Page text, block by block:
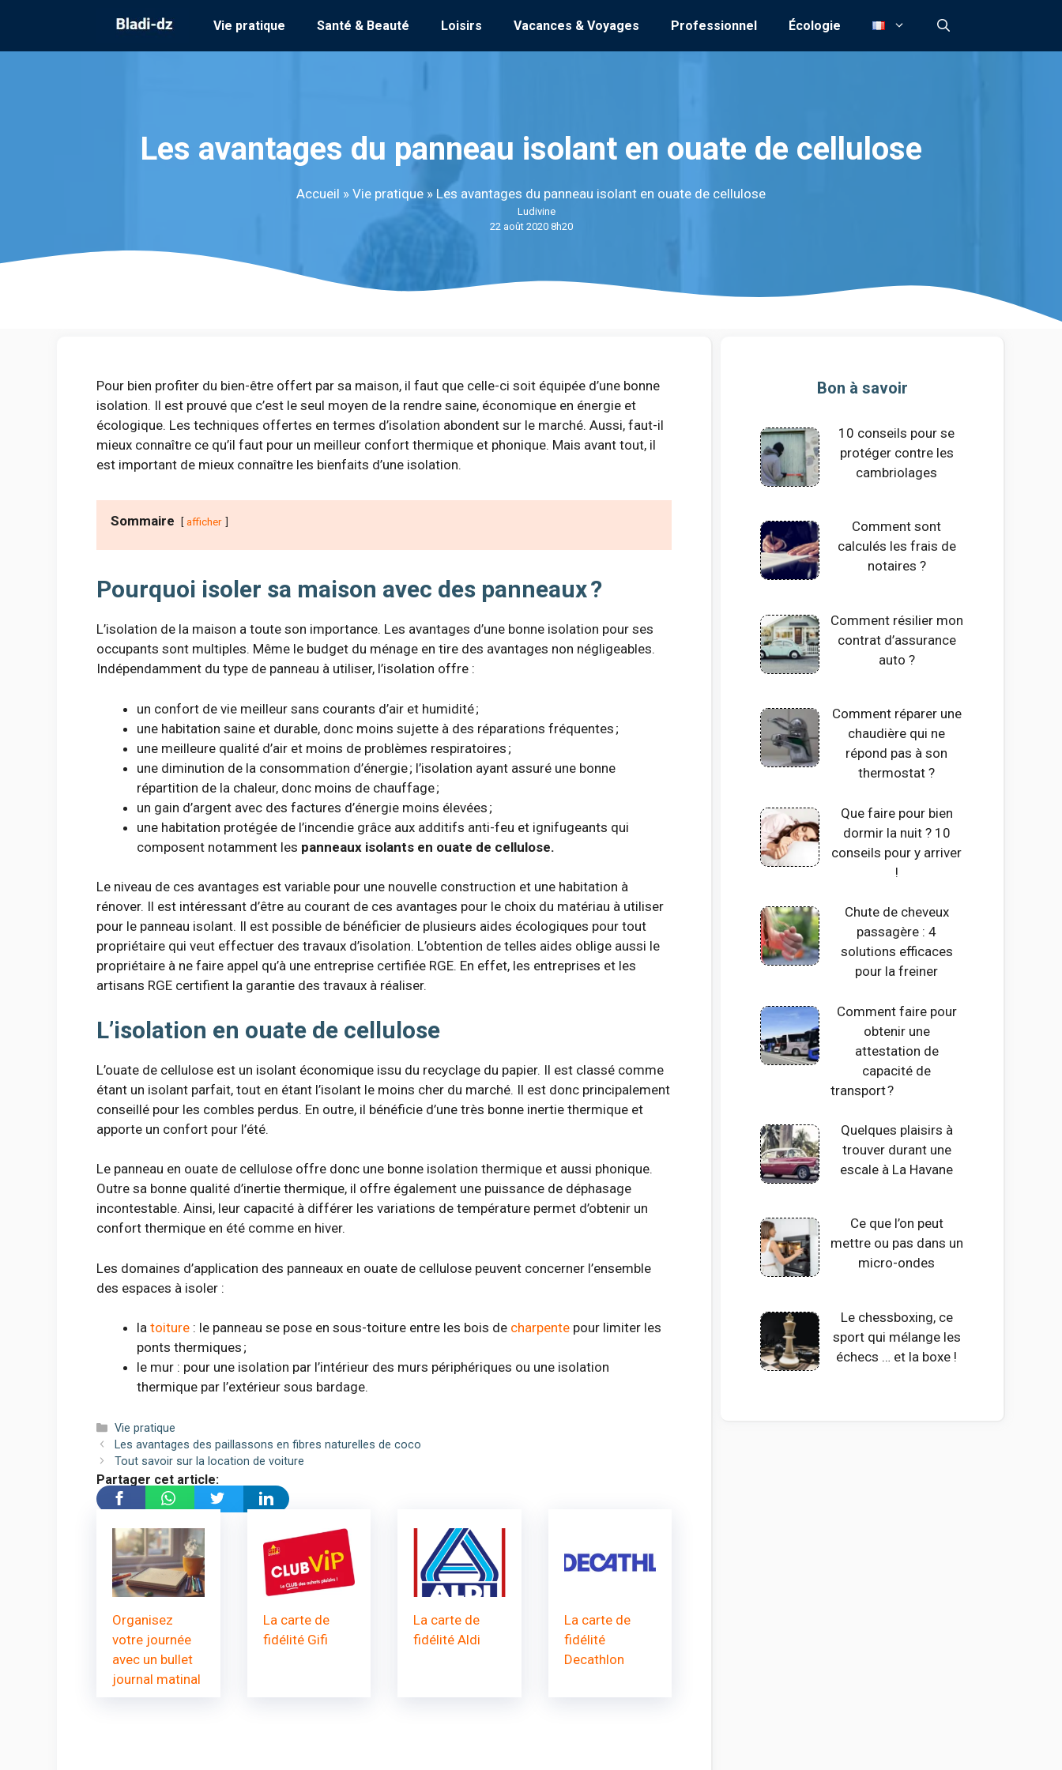
contenu
Vie pratique Santé & Beauté Loisirs Vacances & Voyages Professionnel Écologie
Les avantages du panneau isolant en ouate de cellulose
Accueil » Vie pratique » Les avantages du panneau isolant en ouate de cellulose
Ludivine
22 août 2020 8h20
Pour bien profiter du bien-être offert par sa maison, il faut que celle-ci soit équipée d’une bonne
isolation. Il est prouvé que c’est le seul moyen de la rendre saine, économique en énergie et
écologique. Les techniques offertes en termes d’isolation abondent sur le marché. Aussi, faut-il
mieux connaître ce qu’il faut pour un meilleur confort thermique et phonique. Mais avant tout, il
est important de mieux connaître les bienfaits d’une isolation.
Sommaire afficher
Pourquoi isoler sa maison avec des panneaux ?
L’isolation de la maison a toute son importance. Les avantages d’une bonne isolation pour ses
occupants sont multiples. Même le budget du ménage en tire des avantages non négligeables.
Indépendamment du type de panneau à utiliser, l’isolation offre :
un confort de vie meilleur sans courants d’air et humidité ;
une habitation saine et durable, donc moins sujette à des réparations fréquentes ;
une meilleure qualité d’air et moins de problèmes respiratoires ;
une diminution de la consommation d’énergie ; l’isolation ayant assuré une bonne
répartition de la chaleur, donc moins de chauffage ;
un gain d’argent avec des factures d’énergie moins élevées ;
une habitation protégée de l’incendie grâce aux additifs anti-feu et ignifugeants qui
composent notamment les panneaux isolants en ouate de cellulose.
Le niveau de ces avantages est variable pour une nouvelle construction et une habitation à
rénover. Il est intéressant d’être au courant de ces avantages pour le choix du matériau à utiliser
pour le panneau isolant. Il est possible de bénéficier de plusieurs aides écologiques pour tout
propriétaire qui veut effectuer des travaux d’isolation. L’obtention de telles aides oblige aussi le
propriétaire à ne faire appel qu’à une entreprise certifiée RGE. En effet, les entreprises et les
artisans RGE certifient la garantie des travaux à réaliser.
L’isolation en ouate de cellulose
L’ouate de cellulose est un isolant économique issu du recyclage du papier. Il est classé comme
étant un isolant parfait, tout en étant l’isolant le moins cher du marché. Il est donc principalement
conseillé pour les combles perdus. En outre, il bénéficie d’une très bonne inertie thermique et
apporte un confort pour l’été.
Le panneau en ouate de cellulose offre donc une bonne isolation thermique et aussi phonique.
Outre sa bonne qualité d’inertie thermique, il offre également une puissance de déphasage
incontestable. Ainsi, leur capacité à différer les variations de température permet d’obtenir un
confort thermique en été comme en hiver.
Les domaines d’application des panneaux en ouate de cellulose peuvent concerner l’ensemble
des espaces à isoler :
la toiture : le panneau se pose en sous-toiture entre les bois de charpente pour limiter les
ponts thermiques ;
le mur : pour une isolation par l’intérieur des murs périphériques ou une isolation
thermique par l’extérieur sous bardage.
Catégories
Vie pratique
Les avantages des paillassons en fibres naturelles de coco
Tout savoir sur la location de voiture
Partager cet article:
Organisez
votre journée
avec un bullet
journal matinal
La carte de
fidélité Gifi
La carte de
fidélité Aldi
La carte de
fidélité
Decathlon
Bon à savoir
10 conseils pour se
protéger contre les
cambriolages
Comment sont
calculés les frais de
notaires ?
Comment résilier mon
contrat d’assurance
auto ?
Comment réparer une
chaudière qui ne
répond pas à son
thermostat ?
Que faire pour bien
dormir la nuit ? 10
conseils pour y arriver
!
Chute de cheveux
passagère : 4
solutions efficaces
pour la freiner
Comment faire pour
obtenir une
attestation de
capacité de
transport ?
Quelques plaisirs à
trouver durant une
escale à La Havane
Ce que l’on peut
mettre ou pas dans un
micro-ondes
Le chessboxing, ce
sport qui mélange les
échecs … et la boxe !